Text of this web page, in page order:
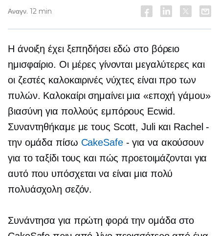
Αναγν. 12 min
Η άνοιξη έχει ξεπηδήσει εδώ στο βόρειο
ημισφαίριο. Οι μέρες γίνονται μεγαλύτερες και
οι ζεστές καλοκαιρινές νύχτες είναι προ των
πυλών. Καλοκαίρι σημαίνει μια «εποχή γάμου»
βιασύνη για πολλούς εμπόρους Ecwid.
Συναντηθήκαμε με τους Scott, Juli και Rachel -
την ομάδα πίσω CakeSafe- για να ακούσουν
για το ταξίδι τους και πώς προετοιμάζονται για
αυτό που υπόσχεται να είναι μια πολύ
πολυάσχολη σεζόν.
Συνάντησα για πρώτη φορά την ομάδα στο